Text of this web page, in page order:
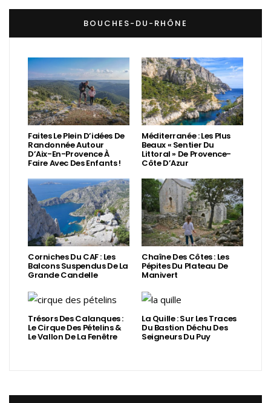
BOUCHES-DU-RHÔNE
Faites Le Plein D’idées De
Randonnée Autour
D’Aix-En-Provence À
Faire Avec Des Enfants !
Méditerranée : Les Plus
Beaux « Sentier Du
Littoral » De Provence-
Côte D’Azur
Corniches Du CAF : Les
Balcons Suspendus De La
Grande Candelle
Chaîne Des Côtes : Les
Pépites Du Plateau De
Manivert
Trésors Des Calanques :
Le Cirque Des Pételins &
Le Vallon De La Fenêtre
La Quille : Sur Les Traces
Du Bastion Déchu Des
Seigneurs Du Puy